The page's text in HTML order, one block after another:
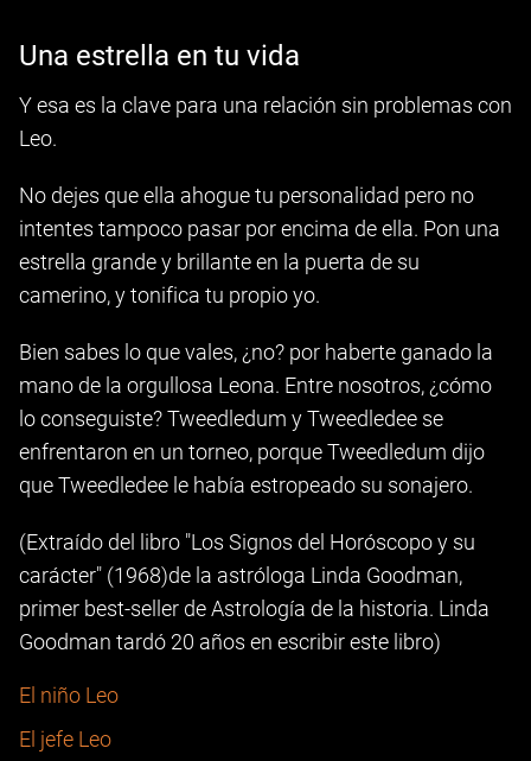
Una estrella en tu vida
Y esa es la clave para una relación sin problemas con
Leo.
No dejes que ella ahogue tu personalidad pero no
intentes tampoco pasar por encima de ella. Pon una
estrella grande y brillante en la puerta de su
camerino, y tonifica tu propio yo.
Bien sabes lo que vales, ¿no? por haberte ganado la
mano de la orgullosa Leona. Entre nosotros, ¿cómo
lo conseguiste? Tweedledum y Tweedledee se
enfrentaron en un torneo, porque Tweedledum dijo
que Tweedledee le había estropeado su sonajero.
(Extraído del libro "Los Signos del Horóscopo y su
carácter" (1968)de la astróloga Linda Goodman,
primer best-seller de Astrología de la historia. Linda
Goodman tardó 20 años en escribir este libro)
El niño Leo
El jefe Leo